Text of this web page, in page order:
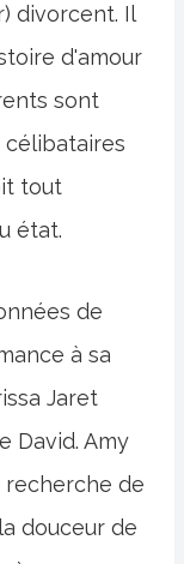
divorcent. Il
d'amour
sont
célibataires
tout
état.
de
à sa
Jaret
David. Amy
recherche de
douceur de